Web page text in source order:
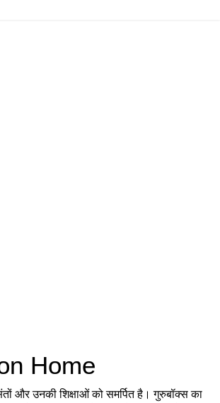
Home
और उनकी शिक्षाओं को समर्पित है। गुरुबॉक्स का